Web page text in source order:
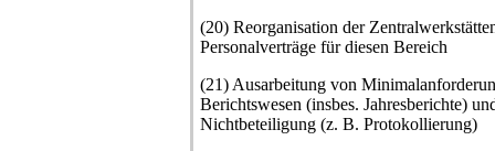
(20) Reorganisation der
Personalverträge für diesen Bereich
(21) Ausarbeitung von
Berichtswesen (insbes. Jahresberichte)
Nichtbeteiligung (z. B. Protokollierung)